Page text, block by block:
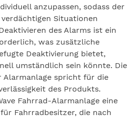
anzupassen, sodass der
Situationen
des Alarms ist ein
was zusätzliche
Deaktivierung bietet,
umständlich sein könnte. Die
Alarmanlage spricht für die
des Produkts.
Fahrrad-Alarmanlage eine
Fahrradbesitzer, die nach